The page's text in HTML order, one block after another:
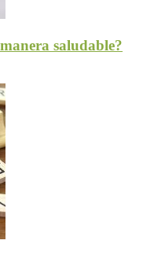
saludable?